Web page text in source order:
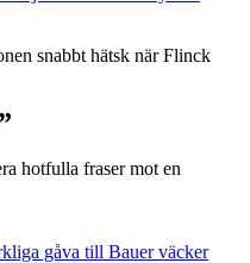
snabbt hätsk när Flinck
hotfulla fraser mot en
gåva till Bauer väcker